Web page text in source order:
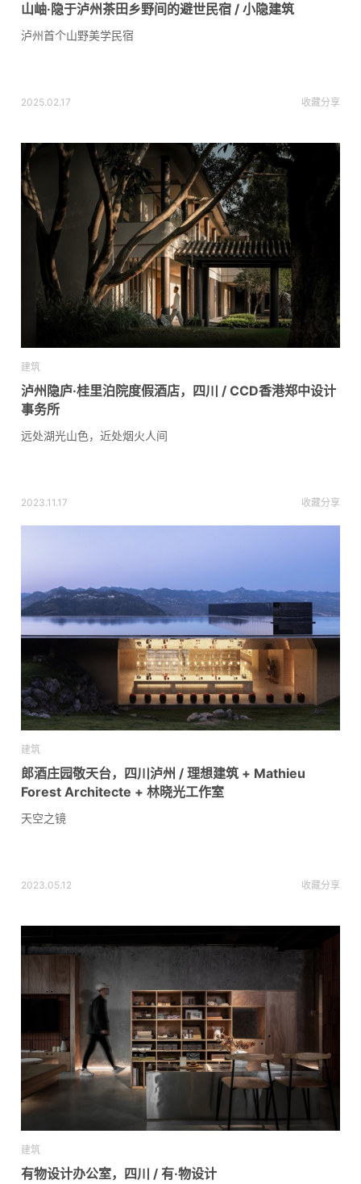
山岫·隐于泸州茶田乡野间的避世民宿 / 小隐建筑
泸州首个山野美学民宿
2025.02.17 收藏分享
建筑
泸州隐庐·桂里泊院度假酒店，四川 / CCD香港郑中设计
事务所
远处湖光山色，近处烟火人间
2023.11.17 收藏分享
建筑
郎酒庄园敬天台，四川泸州 / 理想建筑 + Mathieu
Forest Architecte + 林晓光工作室
天空之镜
2023.05.12 收藏分享
建筑
有物设计办公室，四川 / 有·物设计